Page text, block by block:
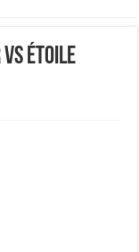
vs Étoile